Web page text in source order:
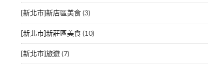
[新北市]新店區美食(3)
[新北市]新莊區美食(10)
[新北市]旅遊(7)